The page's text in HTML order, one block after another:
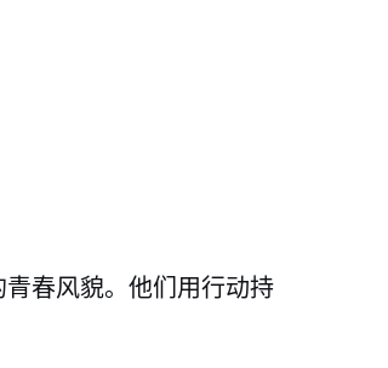
春风貌。他们用行动持